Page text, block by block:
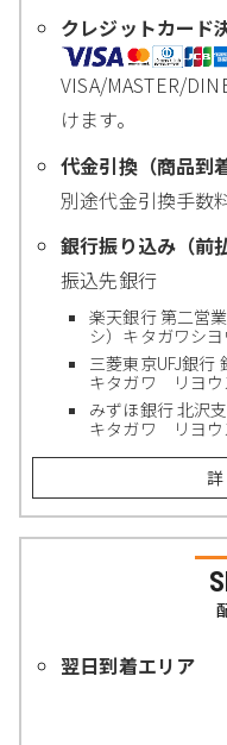
クレジットカード
VISA/MASTER/
けます。
代金引換（商品到
別途代金引換手数
銀行振り込み（前
振込先銀行
楽天銀行 第二営
シ）キタガワシ
三菱東京UFJ銀行
キタガワ リヨウ
みずほ銀行 北沢
キタガワ リヨウ
翌日到着エリア